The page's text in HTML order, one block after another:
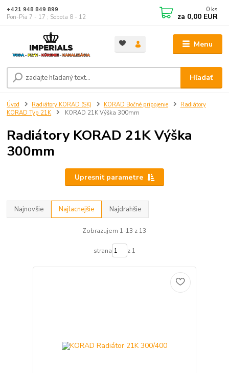
Menu
Hľadať
+421 948 849 899
Pon-Pia 7 - 17 ; Sobota 8 - 12
0 ks
za 0,00 EUR
Úvod Radiátory KORAD (SK) KORAD Bočné pripojenie
Radiátory
KORAD Typ 21K
KORAD 21K Výška 300mm
Radiátory KORAD 21K Výška
300mm
Upresniť parametre
Najnovšie Najlacnejšie Najdrahšie
Zobrazujem 1-13 z 13
strana z 1